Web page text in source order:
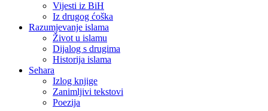
Vijesti iz BiH
Iz drugog ćoška
Razumjevanje islama
Život u islamu
Dijalog s drugima
Historija islama
Sehara
Izlog knjige
Zanimljivi tekstovi
Poezija